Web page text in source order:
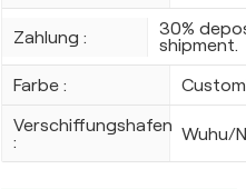
Zahlung :
30%
shipment.
Farbe :
Verschiffungshafen
:
Wuhu/